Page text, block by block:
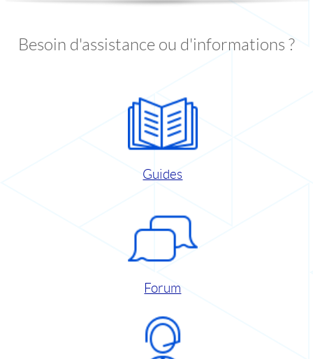
Besoin d'assistance ou d'informations ?
Guides
Forum